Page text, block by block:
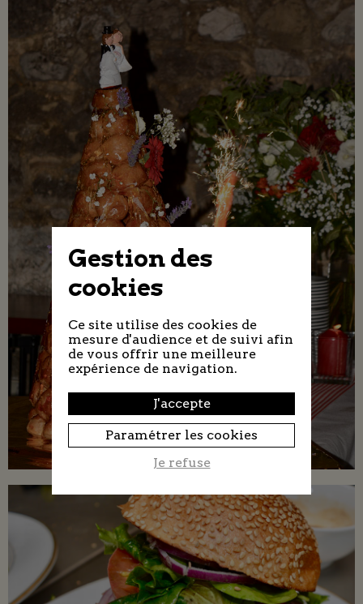
Gestion des
cookies
Ce site utilise des cookies de
mesure d'audience et de suivi afin
de vous offrir une meilleure
expérience de navigation.
J'accepte
Paramétrer les cookies
Je refuse